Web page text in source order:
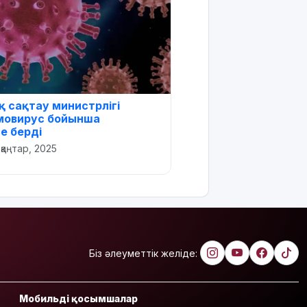
министрлігі
бойынша
берді
2025
Біз әлеуметтік желіде:
Мобильді қосымшалар